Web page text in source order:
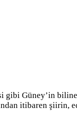
gibi Güney’in
itibaren şiirin,